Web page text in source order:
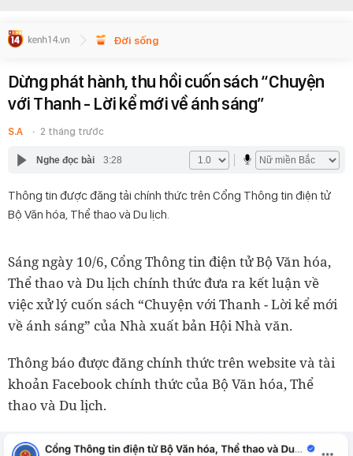
Đời sống
Dừng phát hành, thu hồi cuốn sách “Chuyện
với Thanh - Lời kể mới về ánh sáng”
S.A 2 tháng trước
Nghe đọc bài 3:28
Thông tin được đăng tải chính thức trên Cổng Thông tin điện tử
Bộ Văn hóa, Thể thao và Du lịch.
Sáng ngày 10/6, Cổng Thông tin điện tử Bộ Văn hóa,
Thể thao và Du lịch chính thức đưa ra kết luận về
việc xử lý cuốn sách “Chuyện với Thanh - Lời kể mới
về ánh sáng” của Nhà xuất bản Hội Nhà văn.
Thông báo được đăng chính thức trên website và tài
khoản Facebook chính thức của Bộ Văn hóa, Thể
thao và Du lịch.